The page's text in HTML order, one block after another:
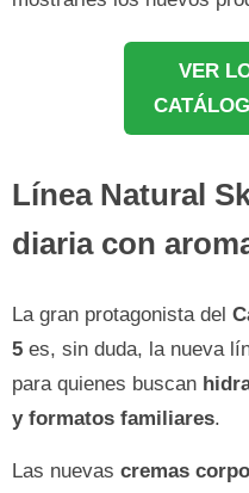
VER
Línea Natural
diaria con
La gran protagonista del
5 es, sin duda, la nueva
para quienes buscan
y formatos familiares.
Las nuevas cremas